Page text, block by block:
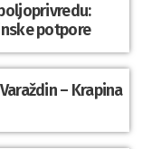
potpore
– Krapina